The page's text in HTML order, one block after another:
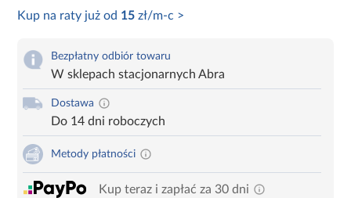
Kup na raty już od 15 zł/m-c >
Bezpłatny odbiór towaru
W sklepach stacjonarnych Abra
Dostawa
Do 14 dni roboczych
Metody płatności
Kup teraz i zapłać za 30 dni